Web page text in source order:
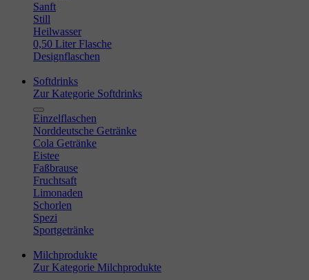
Sanft
Still
Heilwasser
0,50 Liter Flasche
Designflaschen
Softdrinks
Zur Kategorie Softdrinks
Einzelflaschen
Norddeutsche Getränke
Cola Getränke
Eistee
Faßbrause
Fruchtsaft
Limonaden
Schorlen
Spezi
Sportgetränke
Milchprodukte
Zur Kategorie Milchprodukte